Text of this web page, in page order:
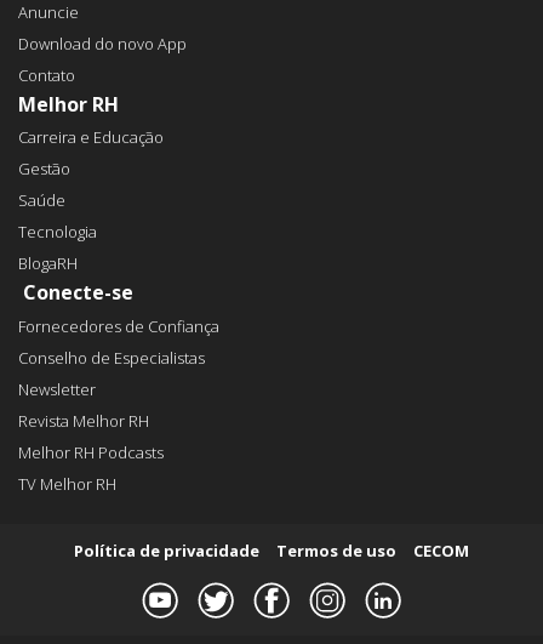
Anuncie
Download do novo App
Contato
Melhor RH
Carreira e Educação
Gestão
Saúde
Tecnologia
BlogaRH
Conecte-se
Fornecedores de Confiança
Conselho de Especialistas
Newsletter
Revista Melhor RH
Melhor RH Podcasts
TV Melhor RH
Política de privacidade Termos de uso CECOM